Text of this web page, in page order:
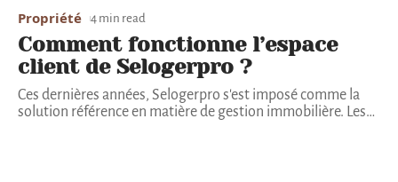
Propriété 4 min read
Comment fonctionne l’espace
client de Selogerpro ?
Ces dernières années, Selogerpro s'est imposé comme la
solution référence en matière de gestion immobilière. Les…